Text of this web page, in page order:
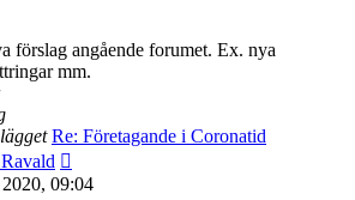
inlägget
förslag angående forumet. Ex. nya
mm.
Re: Företagande i Coronatid
till
09:04